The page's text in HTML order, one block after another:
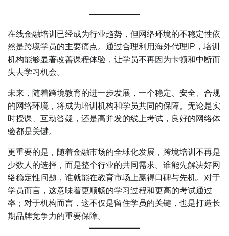
在线金融培训已经成为行业趋势，但网络环境的不稳定性依
然是跨境学员的主要痛点。通过合理利用海外代理IP，培训
机构能够显著改善课程体验，让学员不再因为卡顿和中断而
失去学习机会。
未来，随着跨境教育的进一步发展，一个稳定、安全、合规
的网络环境，将成为培训机构和学员共同的保障。无论是实
时授课、互动答疑，还是高并发的线上考试，良好的网络体
验都是关键。
更重要的是，随着金融市场的全球化发展，跨境培训不再是
少数人的选择，而是整个行业的共同需求。谁能先解决好网
络稳定性问题，谁就能在教育市场上赢得口碑与先机。对于
学员而言，这意味着更顺畅的学习过程和更高的考试通过
率；对于机构而言，这不仅是留住学员的关键，也是打造长
期品牌竞争力的重要保障。